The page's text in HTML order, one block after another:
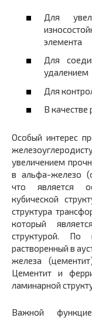
Для
элемента
Для
удалением
Для
В качестве
Особый интерес
увеличением
в альфа-железо
что является
кубической
структура
который
структурой. По
растворенный в
железа
Цементит и
ламинарной
Важной